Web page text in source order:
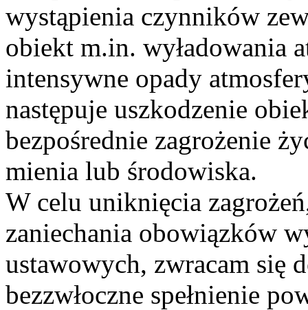
wystąpienia czynników
obiekt m.in. wyładowania
intensywne opady
następuje uszkodzenie
bezpośrednie zagrożenie
mienia lub środowiska.
W celu uniknięcia
zaniechania obowiązków
ustawowych, zwracam się
bezzwłoczne spełnienie